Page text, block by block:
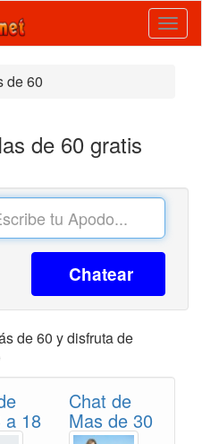
de 60
de 60 gratis
Chatear
de 60 y disfruta de
a 18
Chat de
Mas de 30